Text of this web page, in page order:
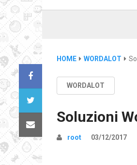
HOME WORDALOT
WORDALOT
Soluzioni
root 03/12/2017